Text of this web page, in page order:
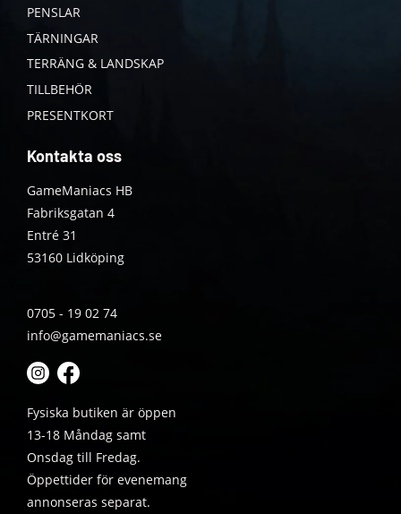
PENSLAR
TÄRNINGAR
TERRÄNG & LANDSKAP
TILLBEHÖR
PRESENTKORT
Kontakta oss
GameManiacs HB
Fabriksgatan 4
Entré 31
53160 Lidköping
0705 - 19 02 74
info@gamemaniacs.se
Fysiska butiken är öppen
13-18 Måndag samt
Onsdag till Fredag.
Öppettider för evenemang
annonseras separat.